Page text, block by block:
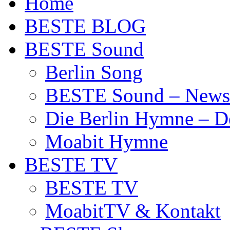
BESTE BLOG
BESTE Sound
Berlin Song
BESTE Sound –
Die Berlin Hymne –
Moabit Hymne
BESTE TV
BESTE TV
MoabitTV & Kontakt